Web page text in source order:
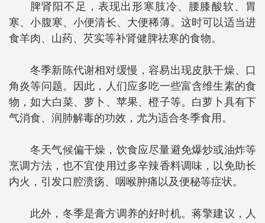
脾肾阳不足，表现出形寒肢冷、腰膝酸软、胃
寒、小腹寒、小便清长、大便稀薄。这时可以适当进
食羊肉、山药、芡实等补肾健脾祛寒的食物。
冬季新陈代谢相对缓慢，容易出现皮肤干燥、口
角炎等问题。因此，人们应多吃一些富含维生素的食
物，如大白菜、萝卜、苹果、橙子等。白萝卜具有下
气消食、润肺解毒的功效，尤为适合冬季食用。
冬天气候偏干燥，饮食应尽量避免爆炒或油炸等
烹调方法，也不宜使用过多辛辣香料调味，以免助长
内火，引发口腔溃疡、咽喉肿痛以及便秘等症状。
此外，冬季是膏方调养的好时机。蒋擎建议，人